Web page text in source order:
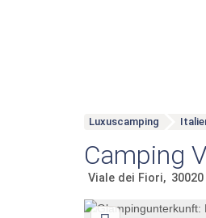
Luxuscamping
Camping
Viale dei Fiori 30020